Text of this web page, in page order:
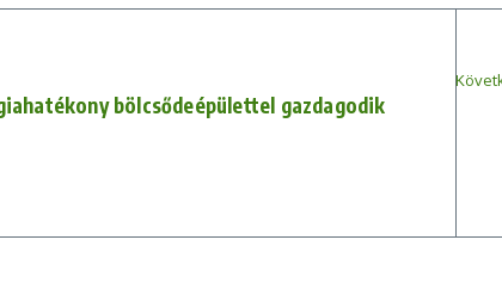
bölcsődeépülettel gazdagodik